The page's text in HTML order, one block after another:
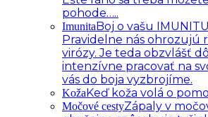
pohode…..
ImunitaBoj o vašu
Pravidelne nás ohrozujú
virózy. Je teda obzvlášť
intenzívne pracovať na
vás do boja vyzbrojíme.
KožaKeď koža volá o
Močové cestyZápaly v